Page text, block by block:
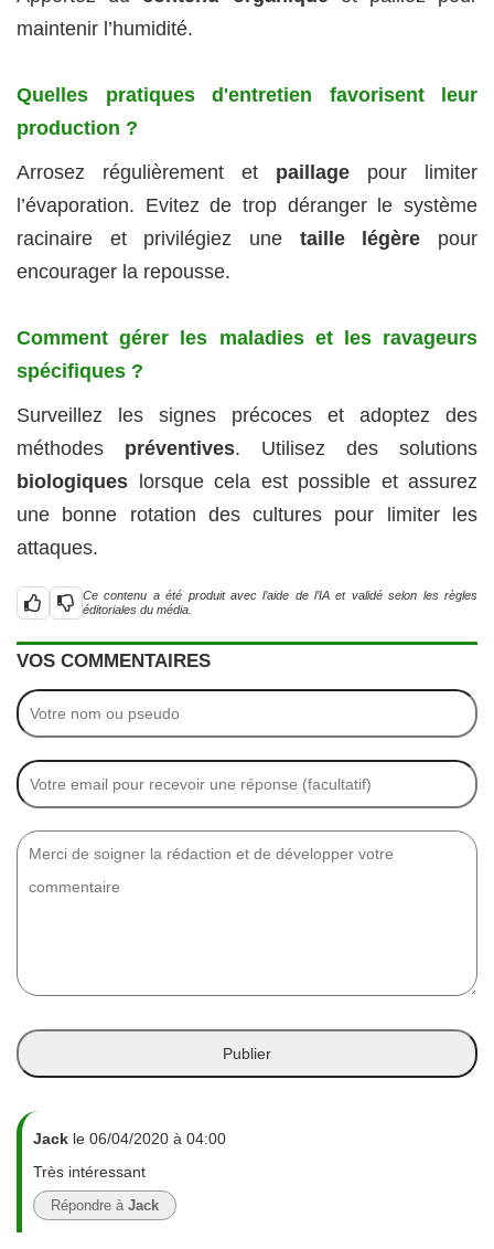
maintenir l’humidité.
Quelles pratiques d'entretien favorisent leur
production ?
Arrosez régulièrement et paillage pour limiter
l’évaporation. Evitez de trop déranger le système
racinaire et privilégiez une taille légère pour
encourager la repousse.
Comment gérer les maladies et les ravageurs
spécifiques ?
Surveillez les signes précoces et adoptez des
méthodes préventives. Utilisez des solutions
biologiques lorsque cela est possible et assurez
une bonne rotation des cultures pour limiter les
attaques.
Ce contenu a été produit avec l’aide de l’IA et validé selon les règles
éditoriales du média.
VOS COMMENTAIRES
Jack le 06/04/2020 à 04:00
Très intéressant
Répondre à Jack